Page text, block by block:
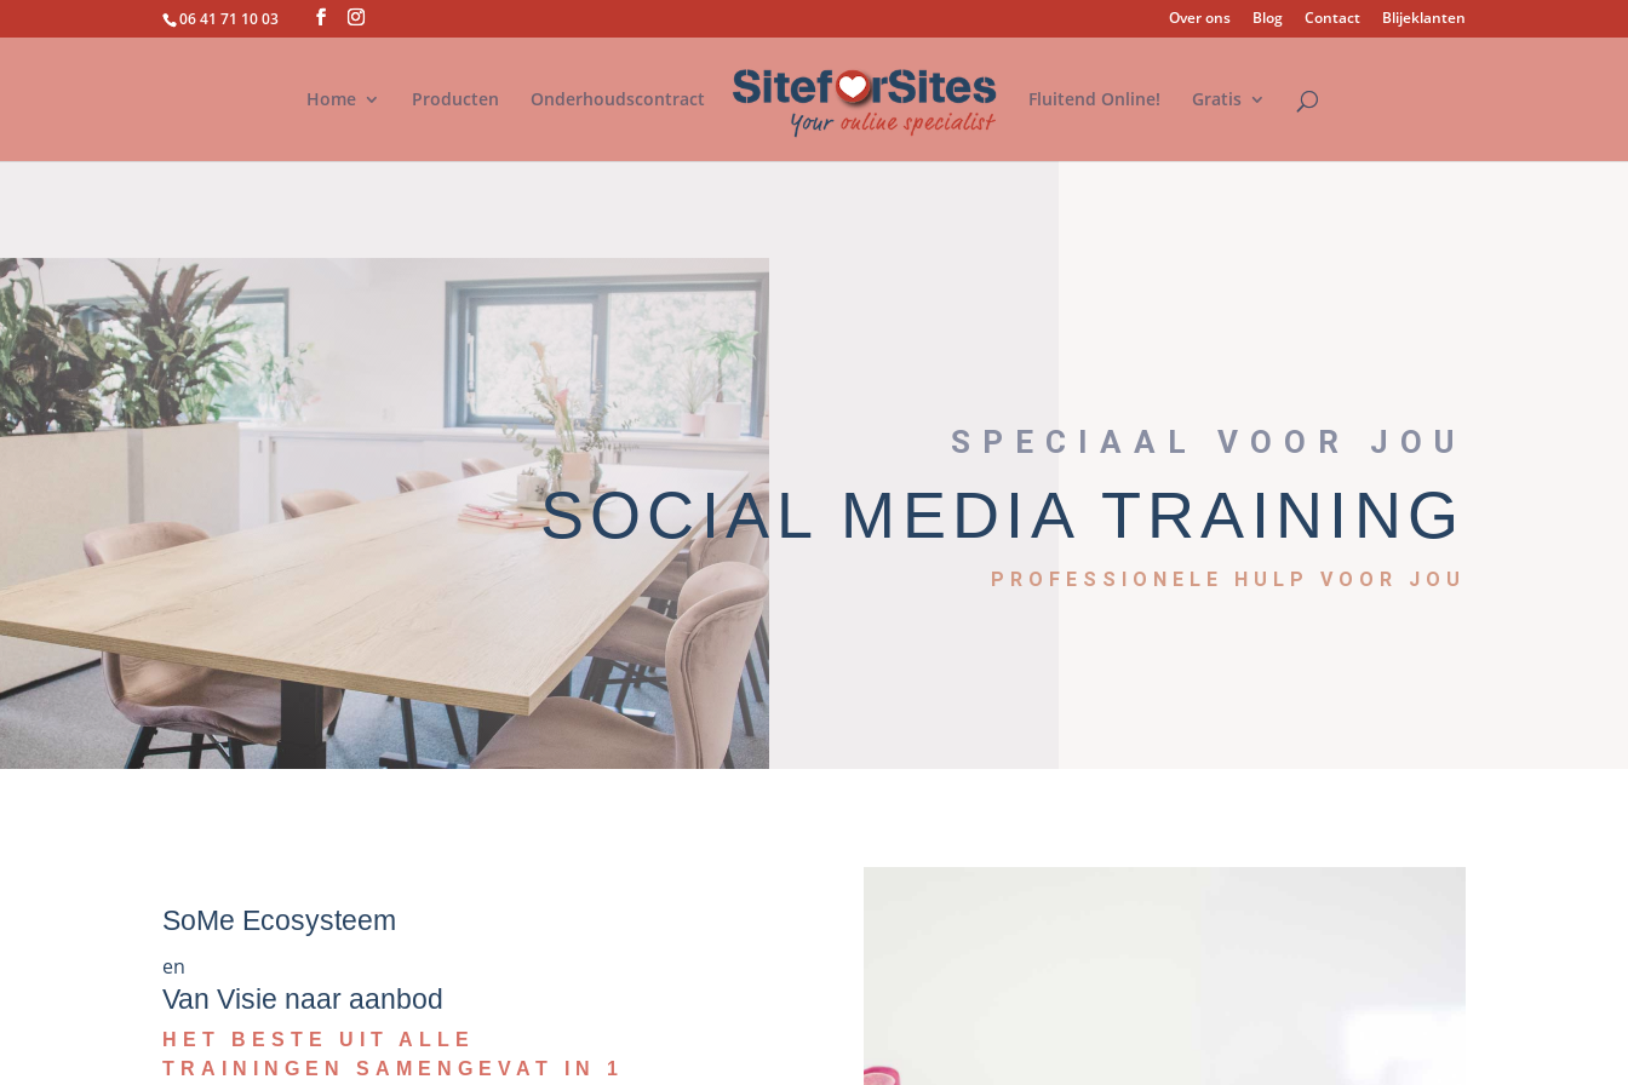
06 41 71 10 03 Over ons Blog Contact Blijeklanten
Home Producten Onderhoudscontract Fluitend Online! Gratis
SPECIAAL VOOR JOU
SOCIAL MEDIA TRAINING
PROFESSIONELE HULP VOOR JOU
SoMe Ecosysteem
en
Van Visie naar aanbod
HET BESTE UIT ALLE
TRAININGEN SAMENGEVAT IN 1